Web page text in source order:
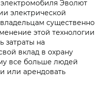
Эволют
электрической
существенно
этой технологии
затраты на
вклад в охрану
все больше людей
или арендовать